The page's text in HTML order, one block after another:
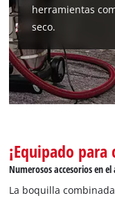
herramientas
seco.
¡Equipado
Numerosos accesorios en
La boquilla